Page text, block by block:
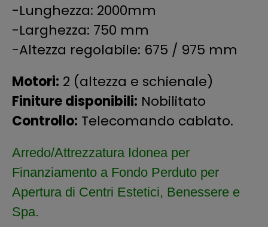
-Lunghezza: 2000mm
-Larghezza: 750 mm
-Altezza regolabile: 675 / 975 mm
Motori: 2 (altezza e schienale)
Finiture disponibili: Nobilitato
Controllo: Telecomando cablato.
Arredo/Attrezzatura Idonea per
Finanziamento a Fondo Perduto per
Apertura di Centri Estetici, Benessere e
Spa.